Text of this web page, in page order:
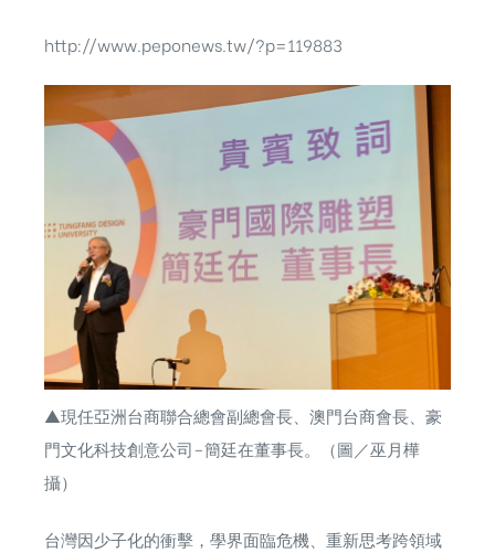
http://www.peponews.tw/?p=119883
▲現任亞洲台商聯合總會副總會長、澳門台商會長、豪
門文化科技創意公司–簡廷在董事長。（圖／巫月樺
攝）
台灣因少子化的衝擊，學界面臨危機、重新思考跨領域